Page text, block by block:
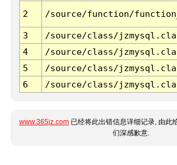
2 /source/function/
3 /source/class/
4
/source/class/
5
/source/class/
6
/source/class/
www.365jz.com 已经将此出错信息详细记录, 由此
们深感歉意.